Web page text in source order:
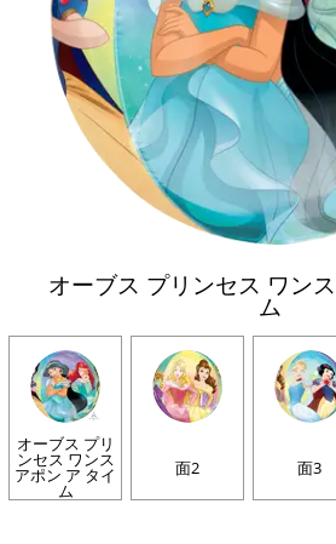
オーブス プリンセス ワン
ム
オーブス プリ
ンセス ワンス
アポン ア タイ
ム
面2 面3